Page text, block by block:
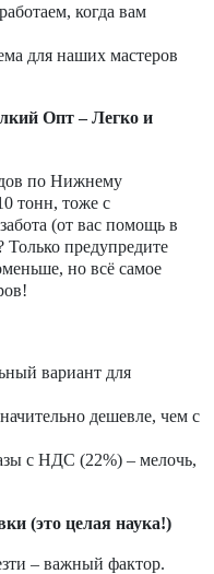
когда вам
для наших мастеров
Опт – Легко и
по Нижнему
тонн, тоже с
(от вас помощь в
Только предупредите
но всё самое
вариант для
дешевле, чем с
с НДС (22%) – мелочь,
(это целая наука!)
– важный фактор.